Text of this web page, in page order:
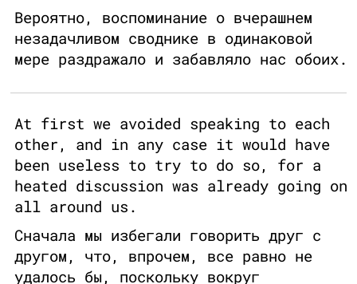
Вероятно, воспоминание о вчерашнем
незадачливом своднике в одинаковой
мере раздражало и забавляло нас обоих.
At first we avoided speaking to each
other, and in any case it would have
been useless to try to do so, for a
heated discussion was already going on
all around us.
Сначала мы избегали говорить друг с
другом, что, впрочем, все равно не
удалось бы, поскольку вокруг